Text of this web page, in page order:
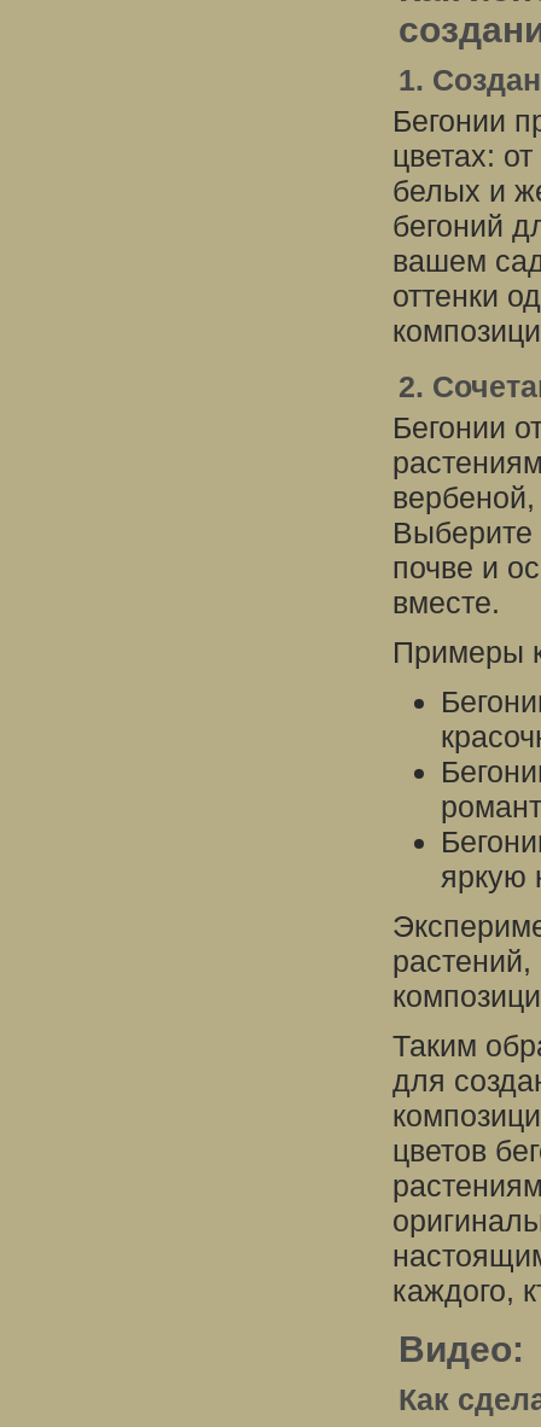
1.
Бегонии
цветах:
белых и
бегоний
вашем
оттенки
2.
Бегонии
Выберите
почве и
вместе.
Примеры
яркую
Таким
для
цветов
каждого,
Видео:
Как